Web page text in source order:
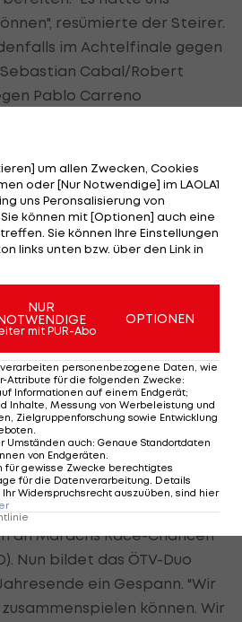
resümierte der Steirer.
im Achtelfinale gegen
Cabal/Robert
Pablo Carreno
Video fortgesetzt)
des FC
History
Am Stammtisch
als "Upgrade"
und Oswald gut
2017 mit einem Turniersieg
Damals scheiterte eine
an Marachs Race-Chancen
Nun bildet das ÖTV-Duo
ein Gespann. "Wir
können. Wir
um allen Zwecken, Cookies
oder [Nur Notwendige] im LAOLA1
uns Peronsalisierung von
können mit [Optionen] auch eine
Sie können Ihre Einstellungen
links unten bzw. über den Link in
NUR
mit PUR-Abo
OPTIONEN
verarbeiten personenbezogene Daten, wie
Attribute für die folgenden Zwecke:
Informationen auf einem Endgerät;
Inhalte, Messung von Werbeleistung und
Zielgruppenforschung sowie Entwicklung
Umständen auch: Genaue Standortdaten
von Endgeräten
für gewisse Zwecke berechtigtes
für die Datenverarbeitung. Details
Widerspruchsrecht auszuüben, sind hier